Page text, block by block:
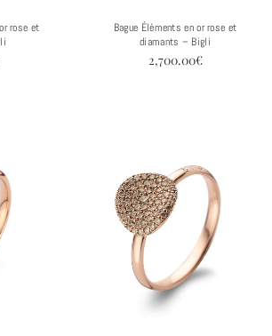
rose et
Bague Éléments en or rose et
diamants – Bigli
2,700.00€